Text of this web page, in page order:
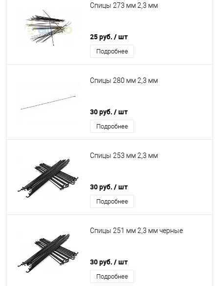
Спицы 273 мм 2,3 мм
25 руб. / шт
Подробнее
Спицы 280 мм 2,3 мм
30 руб. / шт
Подробнее
Спицы 253 мм 2,3 мм
30 руб. / шт
Подробнее
Спицы 251 мм 2,3 мм черные
30 руб. / шт
Подробнее